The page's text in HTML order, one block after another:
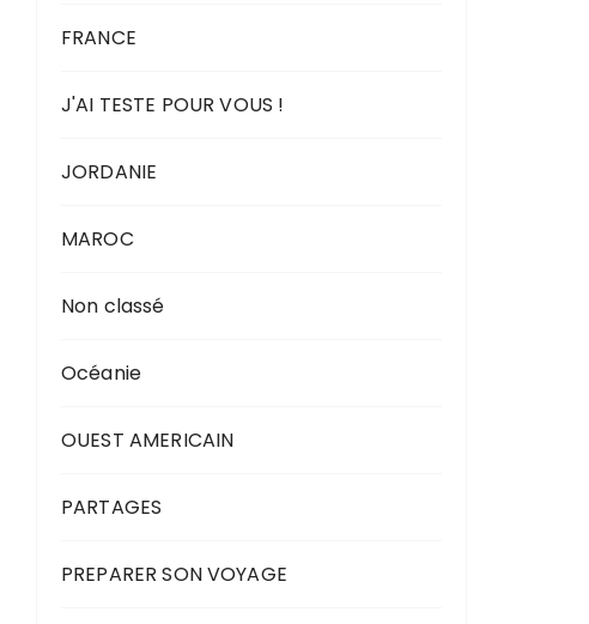
FRANCE
J'AI TESTE POUR VOUS !
JORDANIE
MAROC
Non classé
Océanie
OUEST AMERICAIN
PARTAGES
PREPARER SON VOYAGE